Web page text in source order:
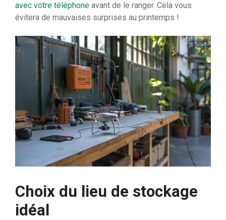
avec votre téléphone avant de le ranger. Cela vous
évitera de mauvaises surprises au printemps !
Choix du lieu de stockage
idéal